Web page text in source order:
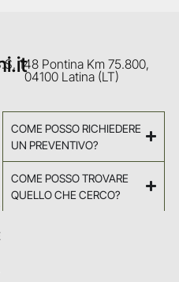
148 Pontina Km 75.800,
04100 Latina (LT)
COME POSSO RICHIEDERE
UN PREVENTIVO?
COME POSSO TROVARE
QUELLO CHE CERCO?